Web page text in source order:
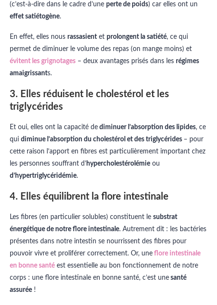
(c’est-à-dire dans le cadre d’une perte de poids) car elles ont un
effet satiétogène.
En effet, elles nous rassasient et prolongent la satiété, ce qui
permet de diminuer le volume des repas (on mange moins) et
évitent les grignotages – deux avantages prisés dans les régimes
amaigrissants.
3. Elles réduisent le cholestérol et les
triglycérides
Et oui, elles ont la capacité de diminuer l’absorption des lipides, ce
qui diminue l’absorption du cholestérol et des triglycérides – pour
cette raison l’apport en fibres est particulièrement important chez
les personnes souffrant d’hypercholestérolémie ou
d’hypertriglycéridémie.
4. Elles équilibrent la flore intestinale
Les fibres (en particulier solubles) constituent le substrat
énergétique de notre flore intestinale. Autrement dit : les bactéries
présentes dans notre intestin se nourrissent des fibres pour
pouvoir vivre et proliférer correctement. Or, une flore intestinale
en bonne santé est essentielle au bon fonctionnement de notre
corps : une flore intestinale en bonne santé, c’est une santé
assurée !